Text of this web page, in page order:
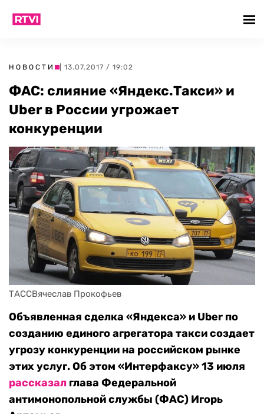
НОВОСТИ | 13.07.2017 / 19:02
ФАС: слияние «Яндекс.Такси» и
Uber в России угрожает
конкуренции
ТАССВячеслав Прокофьев
Объявленная сделка «Яндекса» и Uber по
созданию единого агрегатора такси создает
угрозу конкуренции на российском рынке
этих услуг. Об этом «Интерфаксу» 13 июля
рассказал глава Федеральной
антимонопольной службы (ФАС) Игорь